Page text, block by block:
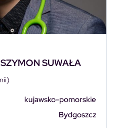
SUWAŁA
kujawsko-pomorskie
Bydgoszcz